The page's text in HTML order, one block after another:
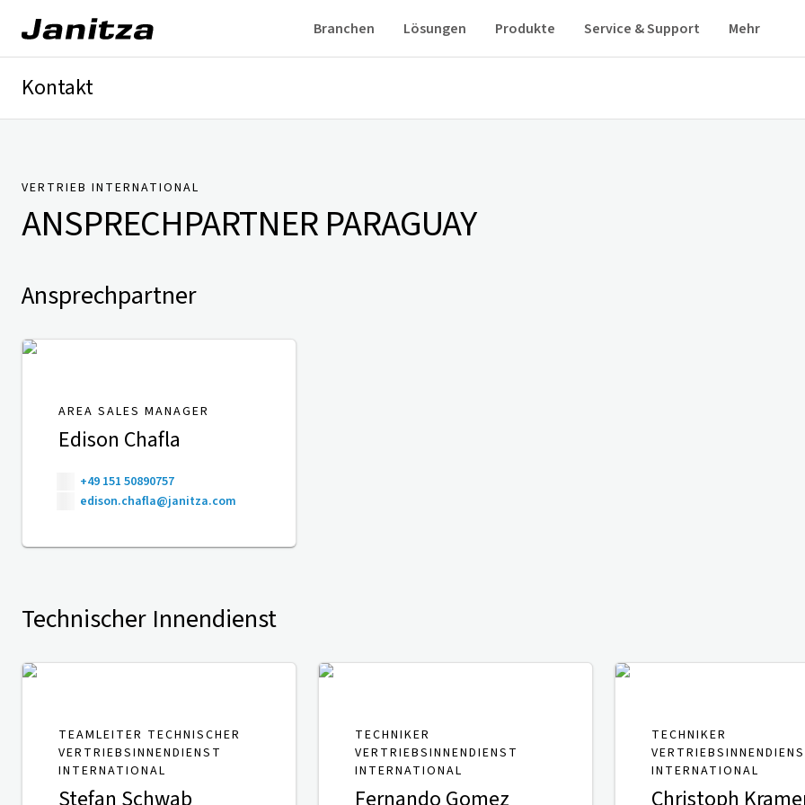
Branchen Lösungen Produkte Service & Support Mehr
Kontakt
VERTRIEB INTERNATIONAL
ANSPRECHPARTNERPARAGUAY
Ansprechpartner
AREA SALES MANAGER
Edison Chafla
+49 151 50890757
edison.chafla@janitza.com
Technischer Innendienst
TEAMLEITER TECHNISCHER
VERTRIEBSINNENDIENST
INTERNATIONAL
TECHNIKER
VERTRIEBSINNENDIENST
INTERNATIONAL
TECHNIKER
INTERNATIONAL